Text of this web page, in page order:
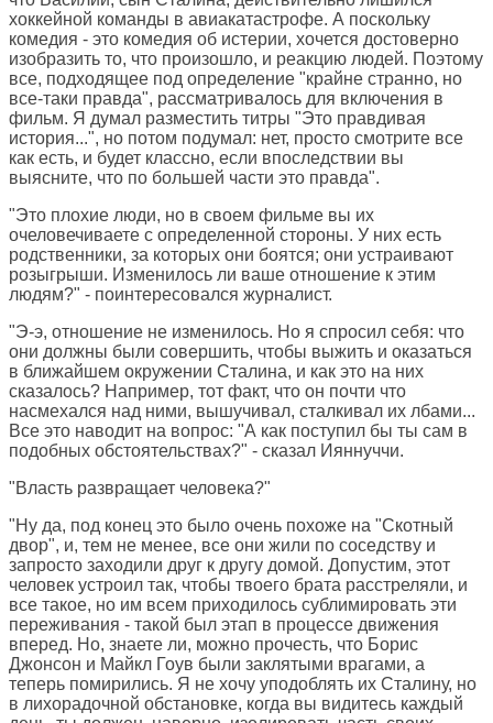
хоккейной команды в авиакатастрофе. А поскольку
комедия - это комедия об истерии, хочется достоверно
изобразить то, что произошло, и реакцию людей. Поэтому
все, подходящее под определение "крайне странно, но
все-таки правда", рассматривалось для включения в
фильм. Я думал разместить титры "Это правдивая
история...", но потом подумал: нет, просто смотрите все
как есть, и будет классно, если впоследствии вы
выясните, что по большей части это правда".
"Это плохие люди, но в своем фильме вы их
очеловечиваете с определенной стороны. У них есть
родственники, за которых они боятся; они устраивают
розыгрыши. Изменилось ли ваше отношение к этим
людям?" - поинтересовался журналист.
"Э-э, отношение не изменилось. Но я спросил себя: что
они должны были совершить, чтобы выжить и оказаться
в ближайшем окружении Сталина, и как это на них
сказалось? Например, тот факт, что он почти что
насмехался над ними, вышучивал, сталкивал их лбами...
Все это наводит на вопрос: "А как поступил бы ты сам в
подобных обстоятельствах?" - сказал Ияннуччи.
"Власть развращает человека?"
"Ну да, под конец это было очень похоже на "Скотный
двор", и, тем не менее, все они жили по соседству и
запросто заходили друг к другу домой. Допустим, этот
человек устроил так, чтобы твоего брата расстреляли, и
все такое, но им всем приходилось сублимировать эти
переживания - такой был этап в процессе движения
вперед. Но, знаете ли, можно прочесть, что Борис
Джонсон и Майкл Гоув были заклятыми врагами, а
теперь помирились. Я не хочу уподоблять их Сталину, но
в лихорадочной обстановке, когда вы видитесь каждый